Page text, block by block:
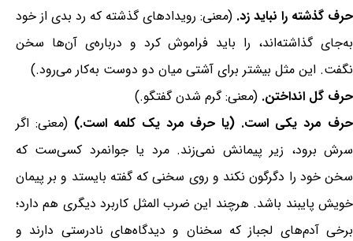
حرف گذشته را نباید زد. (معنی: رویدادهای گذشته که رد بدی از خود
به‌جای گذاشته‌اند، را باید فراموش کرد و درباره‌ی آن‌ها سخن
نگفت. این مثل بیشتر برای آشتی میان دو دوست به‌کار می‌رود.)
حرف گل انداختن. (معنی: گرم شدن گفتگو.)
حرف مرد یکی است. (یا حرف مرد یک کلمه است.) (معنی: اگر
سرش برود، زیر پیمانش نمی‌زند. مرد یا جوانمرد کسی‌ست که
سخن خود را دگرگون نکند و روی سخنی که گفته بایستد و بر پیمان
خویش پایبند باشد. هرچند این ضرب المثل کاربرد دیگری هم دارد؛
برخی آدم‌های لجباز که سخنان و دیدگاه‌های نادرستی دارند و